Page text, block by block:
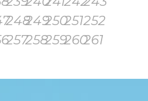
248249250251252
257258259260261